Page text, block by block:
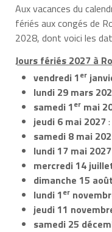
Aux vacances du
fériés aux congés de
2028, dont voici les
Jours fériés 2027 à
vendredi 1er
lundi 29 mars
samedi 1er mai
jeudi 6 mai 2027
samedi 8 mai
lundi 17 mai 2027
mercredi 14
dimanche 15
lundi 1er
jeudi 11
samedi 25